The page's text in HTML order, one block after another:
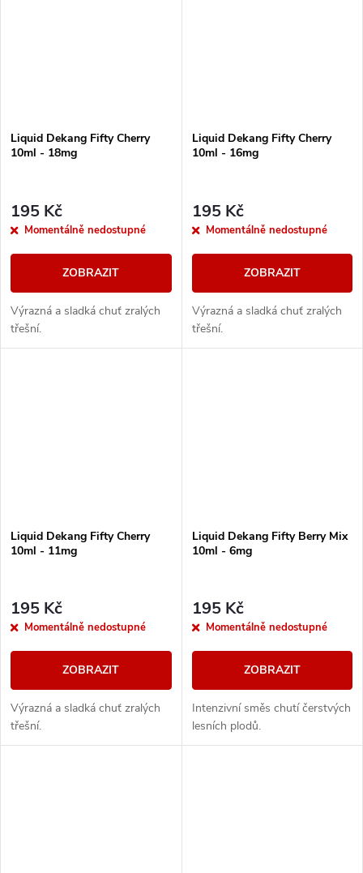
Liquid Dekang Fifty Cherry
10ml - 18mg
195 Kč
Momentálně nedostupné
ZOBRAZIT
Výrazná a sladká chuť zralých
třešní.
Liquid Dekang Fifty Cherry
10ml - 16mg
195 Kč
Momentálně nedostupné
ZOBRAZIT
Výrazná a sladká chuť zralých
třešní.
Liquid Dekang Fifty Cherry
10ml - 11mg
195 Kč
Momentálně nedostupné
ZOBRAZIT
Výrazná a sladká chuť zralých
třešní.
Liquid Dekang Fifty Berry Mix
10ml - 6mg
195 Kč
Momentálně nedostupné
ZOBRAZIT
Intenzivní směs chutí čerstvých
lesních plodů.